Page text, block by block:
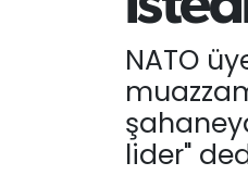
NATO
lider"
Son Dakika
Haber Arşivi